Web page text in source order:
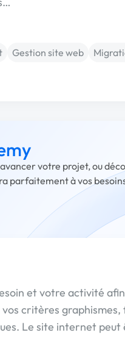
Gestion site web
votre projet, ou
parfaitement à vos
et votre activité
critères
Le site internet